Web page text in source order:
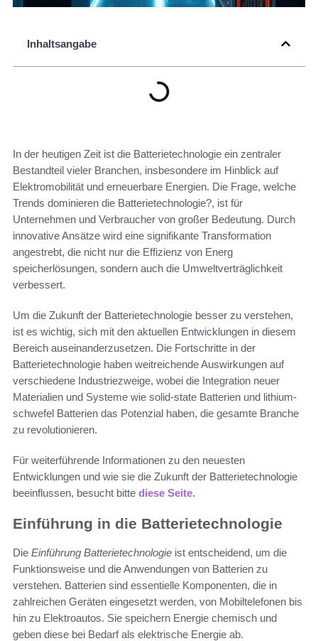
Inhaltsangabe
In der heutigen Zeit ist die Batterietechnologie ein zentraler
Bestandteil vieler Branchen, insbesondere im Hinblick auf
Elektromobilität und erneuerbare Energien. Die Frage, welche
Trends dominieren die Batterietechnologie?, ist für
Unternehmen und Verbraucher von großer Bedeutung. Durch
innovative Ansätze wird eine signifikante Transformation
angestrebt, die nicht nur die Effizienz von Energ
speicherlösungen, sondern auch die Umweltverträglichkeit
verbessert.
Um die Zukunft der Batterietechnologie besser zu verstehen,
ist es wichtig, sich mit den aktuellen Entwicklungen in diesem
Bereich auseinanderzusetzen. Die Fortschritte in der
Batterietechnologie haben weitreichende Auswirkungen auf
verschiedene Industriezweige, wobei die Integration neuer
Materialien und Systeme wie solid-state Batterien und lithium-
schwefel Batterien das Potenzial haben, die gesamte Branche
zu revolutionieren.
Für weiterführende Informationen zu den neuesten
Entwicklungen und wie sie die Zukunft der Batterietechnologie
beeinflussen, besucht bitte diese Seite.
Einführung in die Batterietechnologie
Die Einführung Batterietechnologie ist entscheidend, um die
Funktionsweise und die Anwendungen von Batterien zu
verstehen. Batterien sind essentielle Komponenten, die in
zahlreichen Geräten eingesetzt werden, von Mobiltelefonen bis
hin zu Elektroautos. Sie speichern Energie chemisch und
geben diese bei Bedarf als elektrische Energie ab.